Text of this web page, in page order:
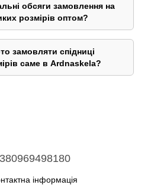
обсяги замовлення на
розмірів оптом?
замовляти спідниці
саме в Ardnaskela?
інформація